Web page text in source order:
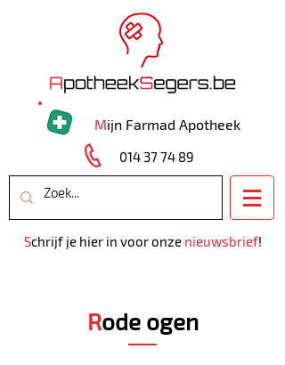
Mijn Farmad Apotheek
014 37 74 89
Schrijf je hier in voor onze nieuwsbrief!
Rode ogen